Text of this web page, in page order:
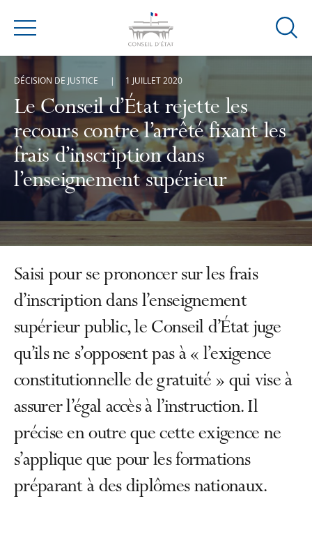
Menu
Ouvrir
Le Conseil d’État rejette les
recours contre l’arrêté fixant les
frais d’inscription dans
l’enseignement supérieur
DÉCISION DE JUSTICE 1 JUILLET 2020
Saisi pour se prononcer sur les frais
d’inscription dans l’enseignement
supérieur public, le Conseil d’État juge
qu’ils ne s’opposent pas à « l’exigence
constitutionnelle de gratuité » qui vise à
assurer l’égal accès à l’instruction. Il
précise en outre que cette exigence ne
s’applique que pour les formations
préparant à des diplômes nationaux.